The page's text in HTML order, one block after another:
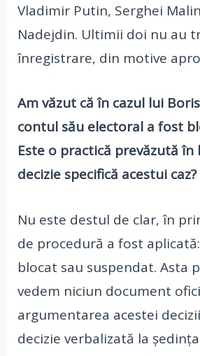
Vladimir Putin, Serghei
Nadejdin. Ultimii doi nu au
înregistrare, din motive
Am văzut că în cazul lui
contul său electoral a fost
Este o practică prevăzută în
decizie specifică acestui caz?
Nu este destul de clar, în
de procedură a fost
blocat sau suspendat. Asta
vedem niciun document
argumentarea acestei
decizie verbalizată la ședința